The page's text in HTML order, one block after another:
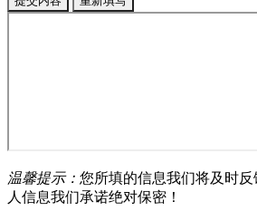
温馨提示： 您所填的信息我们将及时
人信息我们承诺绝对保密！